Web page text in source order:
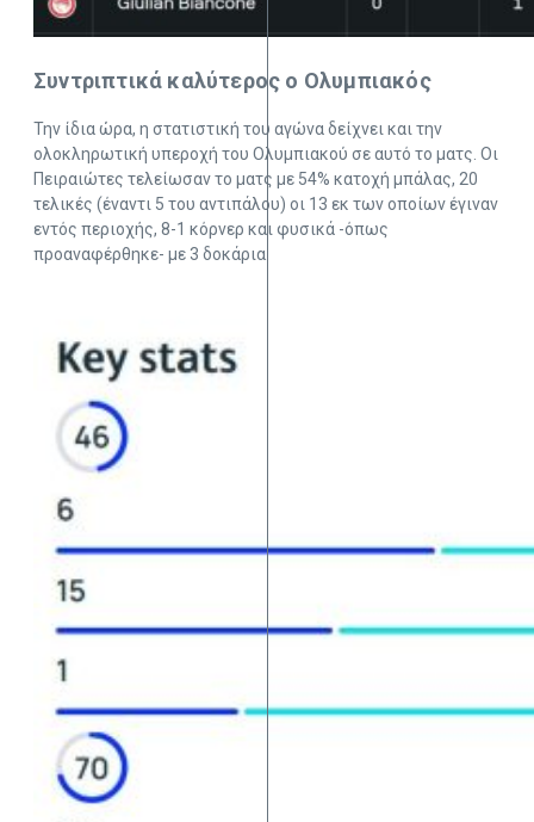
Συντριπτικά καλύτερος ο Ολυμπιακός
Την ίδια ώρα, η στατιστική του αγώνα δείχνει και την
ολοκληρωτική υπεροχή του Ολυμπιακού σε αυτό το ματς. Οι
Πειραιώτες τελείωσαν το ματς με 54% κατοχή μπάλας, 20
τελικές (έναντι 5 του αντιπάλου) οι 13 εκ των οποίων έγιναν
εντός περιοχής, 8-1 κόρνερ και φυσικά -όπως
προαναφέρθηκε- με 3 δοκάρια.